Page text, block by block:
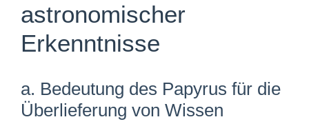
astronomischer
Erkenntnisse
a. Bedeutung des Papyrus für die
Überlieferung von Wissen